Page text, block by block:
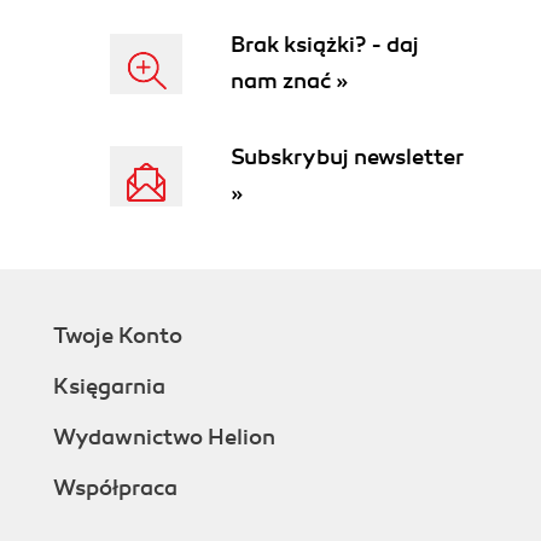
Najlepsze światło do fotografowania kwiatów we
wnętrzach (46)
Rozdział 3. Profesjonalne zdjęcia weselne (51)
Jak uzyskać miękkie, rozproszone światło z
Jak posługiwać się lampą błyskową podczas
imprez weselnych w plenerze? (55)
Zdjęcia oficjalne - kogo fotografować przede
Brak książki? - daj
nam znać »
Subskrybuj newsletter
»
Twoje Konto
Księgarnia
Wydawnictwo Helion
Współpraca